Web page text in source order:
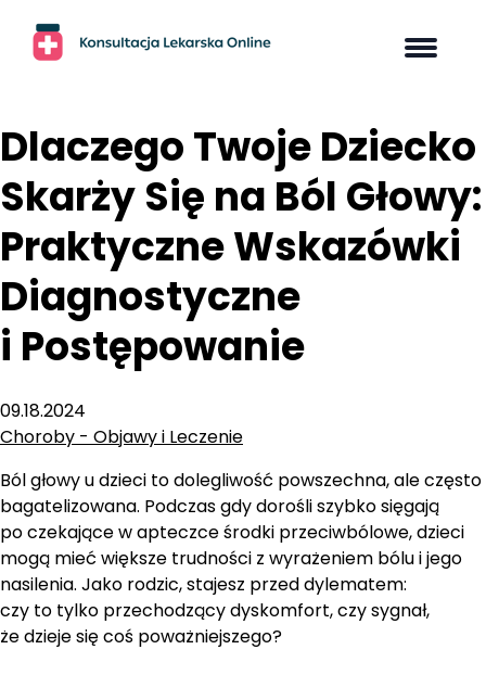
content
Dlaczego Twoje Dziecko
Skarży Się na Ból Głowy:
Praktyczne Wskazówki
Diagnostyczne
i Postępowanie
09.18.2024
Choroby - Objawy i Leczenie
Ból głowy u dzieci to dolegliwość powszechna, ale często
bagatelizowana. Podczas gdy dorośli szybko sięgają
po czekające w apteczce środki przeciwbólowe, dzieci
mogą mieć większe trudności z wyrażeniem bólu i jego
nasilenia. Jako rodzic, stajesz przed dylematem:
czy to tylko przechodzący dyskomfort, czy sygnał,
że dzieje się coś poważniejszego?